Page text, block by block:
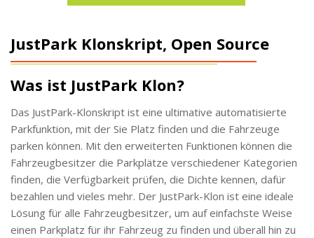
JustPark Klonskript, Open Source
Was ist JustPark Klon?
Das JustPark-Klonskript ist eine ultimative automatisierte
Parkfunktion, mit der Sie Platz finden und die Fahrzeuge
parken können. Mit den erweiterten Funktionen können die
Fahrzeugbesitzer die Parkplätze verschiedener Kategorien
finden, die Verfügbarkeit prüfen, die Dichte kennen, dafür
bezahlen und vieles mehr. Der JustPark-Klon ist eine ideale
Lösung für alle Fahrzeugbesitzer, um auf einfachste Weise
einen Parkplatz für ihr Fahrzeug zu finden und überall hin zu